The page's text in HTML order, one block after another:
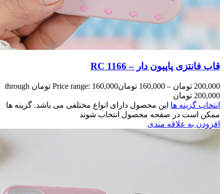
Price range: 160,000 تومان through
مختلفی می باشد. گزینه ها